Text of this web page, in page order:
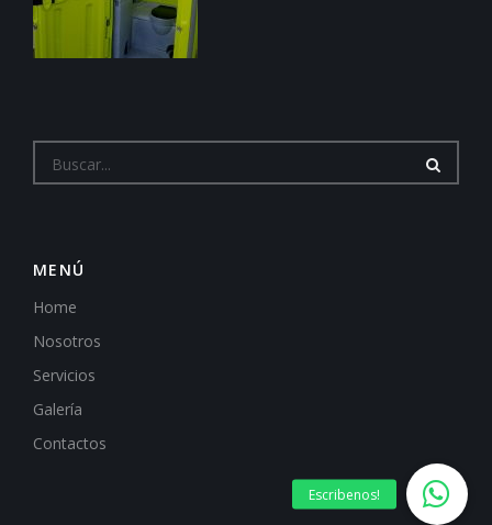
MENÚ
Home
Nosotros
Servicios
Galería
Contactos